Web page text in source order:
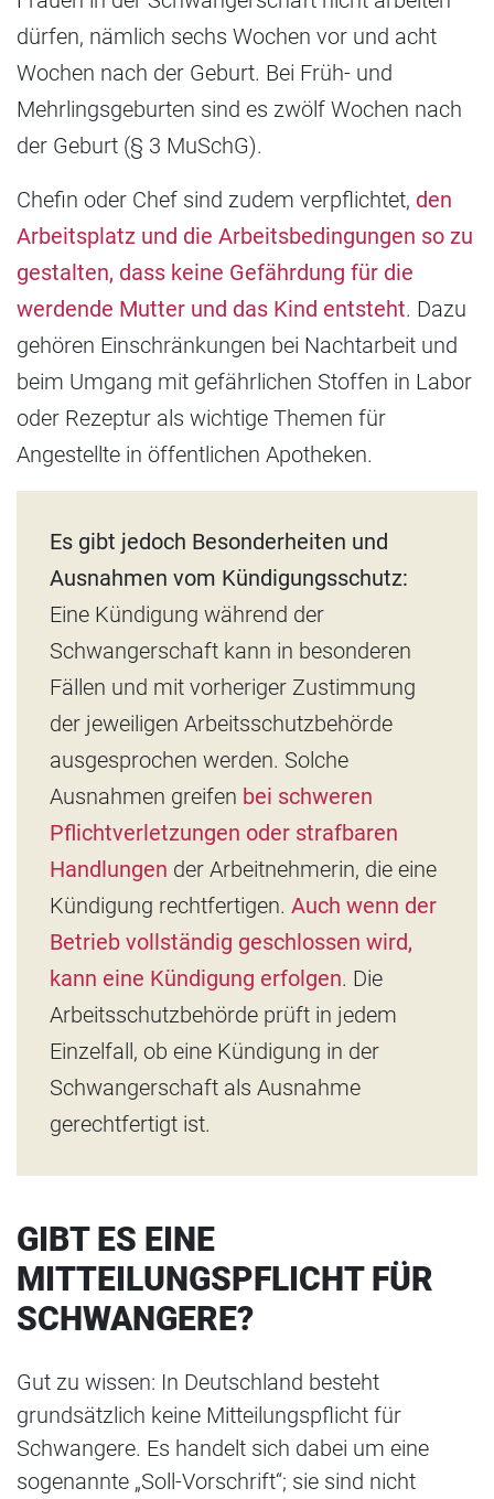
dürfen, nämlich sechs Wochen vor und acht
Wochen nach der Geburt. Bei Früh- und
Mehrlingsgeburten sind es zwölf Wochen nach
der Geburt (§ 3 MuSchG).
Chefin oder Chef sind zudem verpflichtet, den
Arbeitsplatz und die Arbeitsbedingungen so zu
gestalten, dass keine Gefährdung für die
werdende Mutter und das Kind entsteht. Dazu
gehören Einschränkungen bei Nachtarbeit und
beim Umgang mit gefährlichen Stoffen in Labor
oder Rezeptur als wichtige Themen für
Angestellte in öffentlichen Apotheken.
Es gibt jedoch Besonderheiten und
Ausnahmen vom Kündigungsschutz:
Eine Kündigung während der
Schwangerschaft kann in besonderen
Fällen und mit vorheriger Zustimmung
der jeweiligen Arbeitsschutzbehörde
ausgesprochen werden. Solche
Ausnahmen greifen bei schweren
Pflichtverletzungen oder strafbaren
Handlungen der Arbeitnehmerin, die eine
Kündigung rechtfertigen. Auch wenn der
Betrieb vollständig geschlossen wird,
kann eine Kündigung erfolgen. Die
Arbeitsschutzbehörde prüft in jedem
Einzelfall, ob eine Kündigung in der
Schwangerschaft als Ausnahme
gerechtfertigt ist.
GIBT ES EINE
MITTEILUNGSPFLICHT FÜR
SCHWANGERE?
Gut zu wissen: In Deutschland besteht
grundsätzlich keine Mitteilungspflicht für
Schwangere. Es handelt sich dabei um eine
sogenannte „Soll-Vorschrift“; sie sind nicht